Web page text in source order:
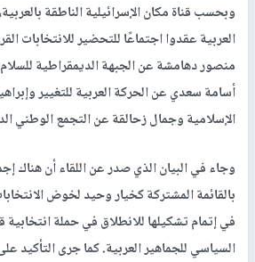
وبحسب قناة مكان الإسرائيلية الناطقة
العربية عقدوا اجتماعًا للتحضير للانتخابات
منصور دهامشة عن الجبهة الديمقراطية
أسامة سعدي عن الحركة العربية للتغيير
الإسلامية وجمال زحالقة عن التجمع الوطني
وجاء في البيان الذي صدر عن اللقاء أن هناك
بالقائمة المشتركة كخيار وحيد لخوض
في إتمام تشكيلها للانطلاق في حملة انتخابية
السياسي للجماهير العربية. كما جرى التأكيد